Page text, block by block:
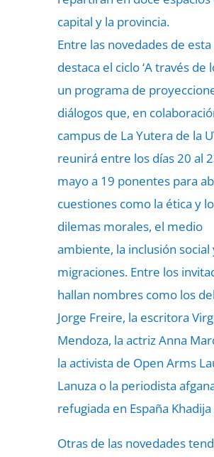
capital y la provincia.
Entre las novedades de
destaca el ciclo ‘A través de
un programa de
diálogos que, en
campus de La Yutera de la
reunirá entre los días 20 al
mayo a 19 ponentes para
cuestiones como la ética y
dilemas morales, el medio
ambiente, la inclusión social
migraciones. Entre los
hallan nombres como los
Jorge Freire, la escritora
Mendoza, la actriz Anna
la activista de Open Arms
Lanuza o la periodista
refugiada en España
Otras de las novedades